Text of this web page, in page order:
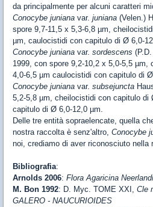
da principalmente per alcuni caratteri
Conocybe juniana var. juniana (Velen.)
spore 9,7-11,5 x 5,3-6,8 µm,
µm, caulocistidi con capitulo di Ø 6,0-
Conocybe juniana var. sordescens
1999, con spore 9,2-10,2 x 5,0-5,5
4,0-6,5 µm caulocistidi con capitulo di
Conocybe juniana var. subsejuncta
5,2-5,8 µm, cheilocistidi con capitulo
capitulo di Ø 6,0-12,0 µm.
Delle tre entità sopraelencate, quella
nostra raccolta è senz'altro, Conocybe
noi, crediamo di aver riconosciuto nella
Bibliografia:
Arnolds 2006: Flora Agaricina
M. Bon 1992: D. Myc. TOME XXI, Cle
GALERO - NAUCURIOIDES